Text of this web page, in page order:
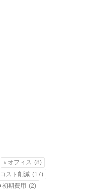
オフィス (8)
コスト削減 (17)
初期費用 (2)